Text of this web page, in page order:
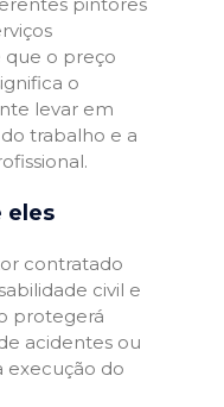
que o preço
o
levar em
trabalho e a
eles
contratado
civil e
protegerá
acidentes ou
execução do